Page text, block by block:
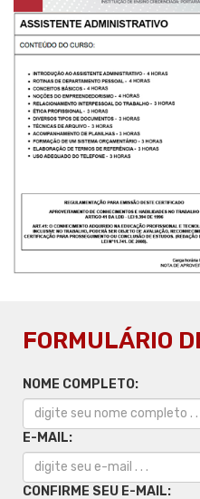
FORMULÁRIO
NOME COMPLETO:
E-MAIL:
CONFIRME SEU E-MAIL: